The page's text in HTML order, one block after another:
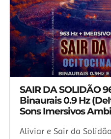
SAIR DA SOLIDÃO
Binaurais 0.9 Hz
Sons Imersivos
Aliviar e Sair da